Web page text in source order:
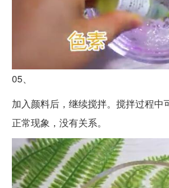
05、
加入颜料后，继续搅拌。搅拌过程中
正常现象，没有关系。